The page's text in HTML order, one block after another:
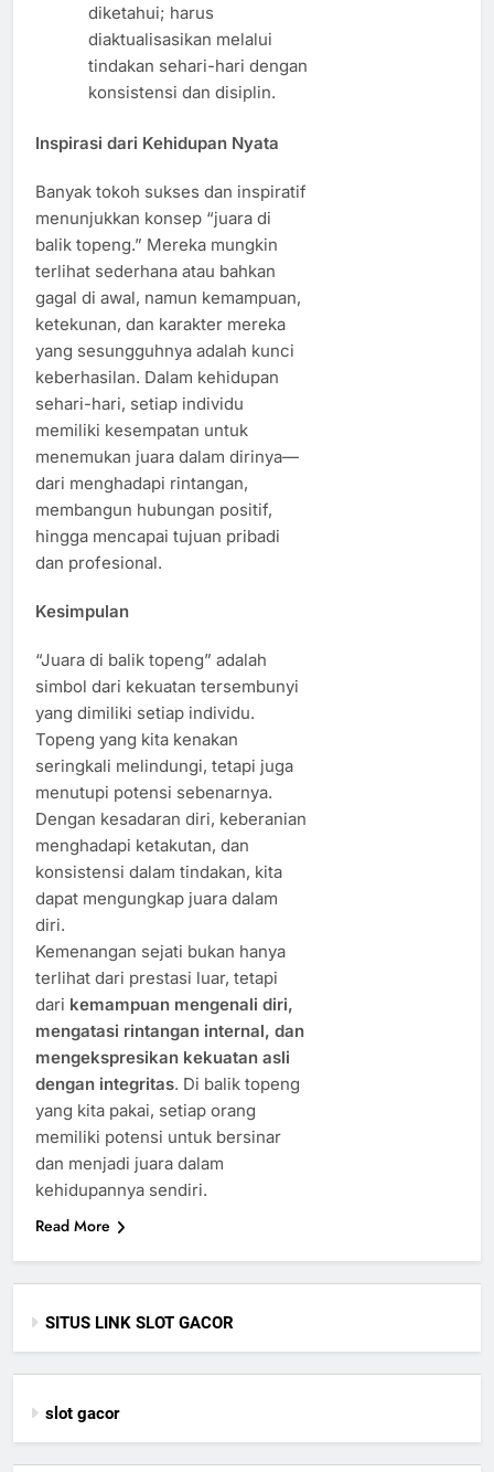
diketahui; harus
diaktualisasikan melalui
tindakan sehari-hari dengan
konsistensi dan disiplin.
Inspirasi dari Kehidupan Nyata
Banyak tokoh sukses dan inspiratif
menunjukkan konsep “juara di
balik topeng.” Mereka mungkin
terlihat sederhana atau bahkan
gagal di awal, namun kemampuan,
ketekunan, dan karakter mereka
yang sesungguhnya adalah kunci
keberhasilan. Dalam kehidupan
sehari-hari, setiap individu
memiliki kesempatan untuk
menemukan juara dalam dirinya—
dari menghadapi rintangan,
membangun hubungan positif,
hingga mencapai tujuan pribadi
dan profesional.
Kesimpulan
“Juara di balik topeng” adalah
simbol dari kekuatan tersembunyi
yang dimiliki setiap individu.
Topeng yang kita kenakan
seringkali melindungi, tetapi juga
menutupi potensi sebenarnya.
Dengan kesadaran diri, keberanian
menghadapi ketakutan, dan
konsistensi dalam tindakan, kita
dapat mengungkap juara dalam
diri.
Kemenangan sejati bukan hanya
terlihat dari prestasi luar, tetapi
dari kemampuan mengenali diri,
mengatasi rintangan internal, dan
mengekspresikan kekuatan asli
dengan integritas. Di balik topeng
yang kita pakai, setiap orang
memiliki potensi untuk bersinar
dan menjadi juara dalam
kehidupannya sendiri.
Read More
SITUS LINK SLOT GACOR
slot gacor